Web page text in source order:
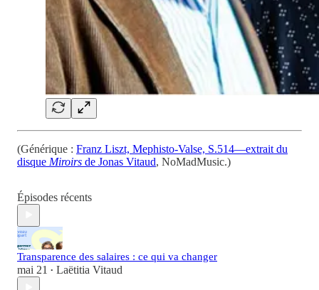
(Générique : Franz Liszt, Mephisto-Valse, S.514—extrait du
disque Miroirs de Jonas Vitaud, NoMadMusic.)
Épisodes récents
Transparence des salaires : ce qui va changer
mai 21 • Laëtitia Vitaud